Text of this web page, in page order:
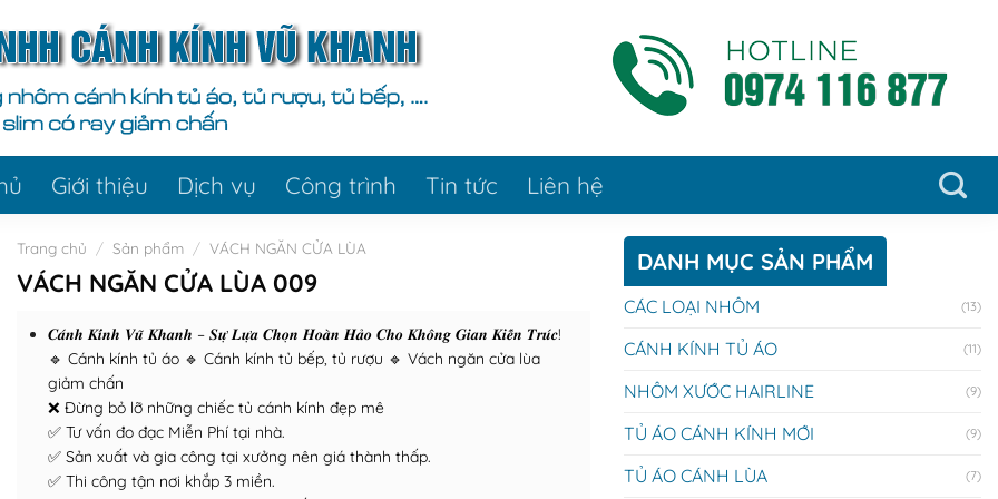
Giới thiệu Dịch vụ Công trình Tin tức Liên hệ
Trang chủ / Sản phẩm / VÁCH NGĂN CỬA LÙA
VÁCH NGĂN CỬA LÙA 009
𝑪𝒂́𝒏𝒉 𝑲𝒊́𝒏𝒉 𝑽𝒖̃ 𝑲𝒉𝒂𝒏𝒉 – 𝑺𝒖̛̣ 𝑳𝒖̛̣𝒂 𝑪𝒉𝒐̣𝒏 𝑯𝒐𝒂̀𝒏 𝑯𝒂̉𝒐 𝑪𝒉𝒐 𝑲𝒉𝒐̂𝒏𝒈 𝑮𝒊𝒂𝒏 𝑲𝒊𝒆̂́𝒏 𝑻𝒓𝒖́𝒄!
🔹 Cánh kính tủ áo 🔹 Cánh kính tủ bếp, tủ rượu 🔹 Vách ngăn cửa lùa
giảm chấn
❌ Đừng bỏ lỡ những chiếc tủ cánh kính đẹp mê
✅ Tư vấn đo đạc Miễn Phí tại nhà.
✅ Sản xuất và gia công tại xưởng nên giá thành thấp.
✅ Thi công tận nơi khắp 3 miền.
DANH MỤC SẢN PHẨM
CÁC LOẠI NHÔM (13)
CÁNH KÍNH TỦ ÁO (11)
NHÔM XƯỚC HAIRLINE (9)
TỦ ÁO CÁNH KÍNH MỚI (9)
TỦ ÁO CÁNH LÙA (7)